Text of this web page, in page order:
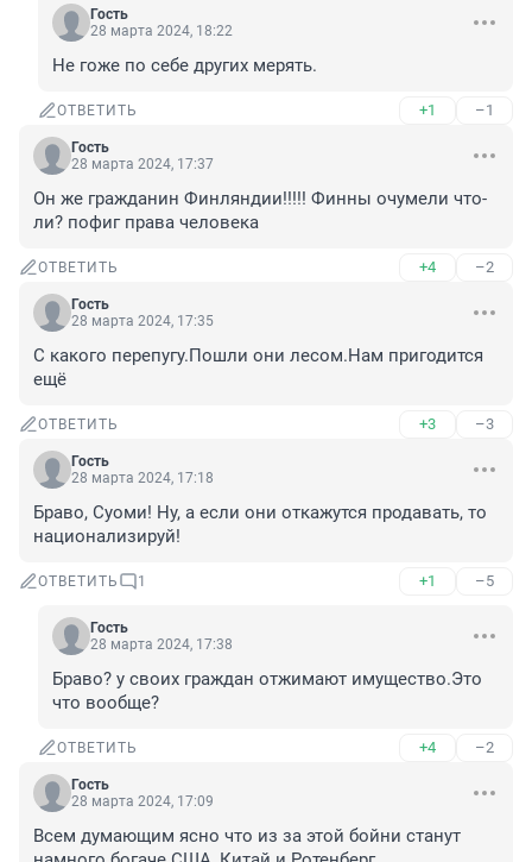
Гость
28 марта 2024, 18:22
Не гоже по себе других мерять.
ОТВЕТИТЬ +1 –1
Гость
28 марта 2024, 17:37
Он же гражданин Финляндии!!!!! Финны очумели что-
ли? пофиг права человека
ОТВЕТИТЬ +4 –2
Гость
28 марта 2024, 17:35
С какого перепугу.Пошли они лесом.Нам пригодится
ещё
ОТВЕТИТЬ +3 –3
Гость
28 марта 2024, 17:18
Браво, Суоми! Ну, а если они откажутся продавать, то
национализируй!
ОТВЕТИТЬ 1 +1 –5
Гость
28 марта 2024, 17:38
Браво? у своих граждан отжимают имущество.Это
что вообще?
ОТВЕТИТЬ +4 –2
Гость
28 марта 2024, 17:09
Всем думающим ясно что из за этой бойни станут